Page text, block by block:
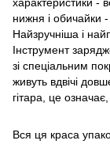
нижня і обичайки
Найзручніша і
Інструмент
зі спеціальним
живуть вдвічі
гітара, це
Вся ця краса